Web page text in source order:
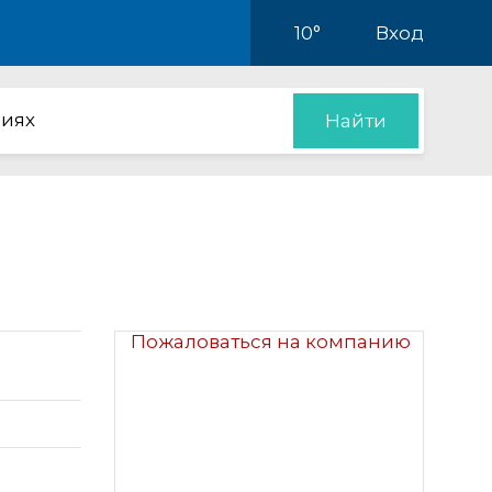
10° Вход
Найти
Пожаловаться на компанию